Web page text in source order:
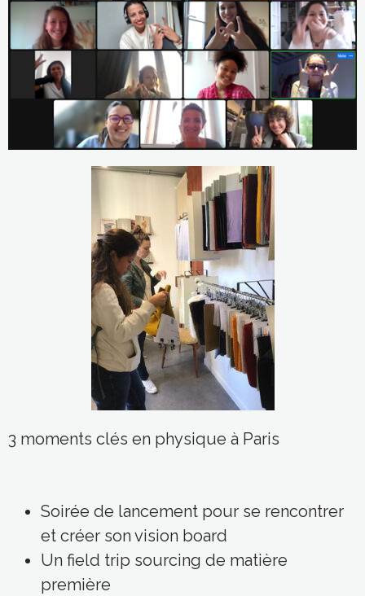
3 moments clés en physique à Paris
Soirée de lancement pour se rencontrer
et créer son vision board
Un field trip sourcing de matière
première